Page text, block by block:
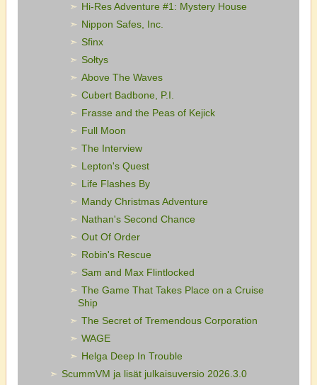
Hi-Res Adventure #1: Mystery House
Nippon Safes, Inc.
Sfinx
Sołtys
Above The Waves
Cubert Badbone, P.I.
Frasse and the Peas of Kejick
Full Moon
The Interview
Lepton's Quest
Life Flashes By
Mandy Christmas Adventure
Nathan's Second Chance
Out Of Order
Robin's Rescue
Sam and Max Flintlocked
The Game That Takes Place on a Cruise
Ship
The Secret of Tremendous Corporation
WAGE
Helga Deep In Trouble
ScummVM ja lisät julkaisuversio 2026.3.0